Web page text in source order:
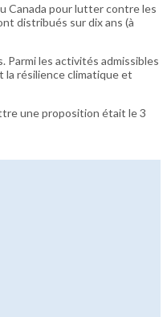
Canada pour lutter contre les
distribués sur dix ans (à
Parmi les activités admissibles
résilience climatique et
une proposition était le 3